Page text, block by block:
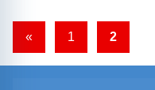
der
« Vorherige
1 2